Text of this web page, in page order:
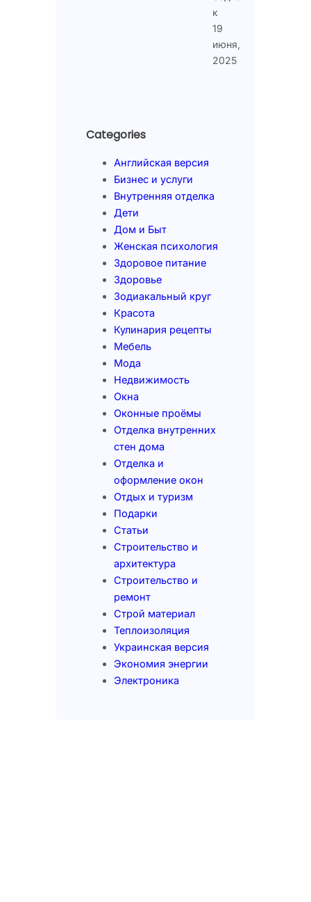
к
19
июня,
2025
Categories
Английская версия
Бизнес и услуги
Внутренняя отделка
Дети
Дом и Быт
Женская психология
Здоровое питание
Здоровье
Зодиакальный круг
Красота
Кулинария рецепты
Мебель
Мода
Недвижимость
Окна
Оконные проёмы
Отделка внутренних
стен дома
Отделка и
оформление окон
Отдых и туризм
Подарки
Статьи
Строительство и
архитектура
Строительство и
ремонт
Строй материал
Теплоизоляция
Украинская версия
Экономия энергии
Электроника